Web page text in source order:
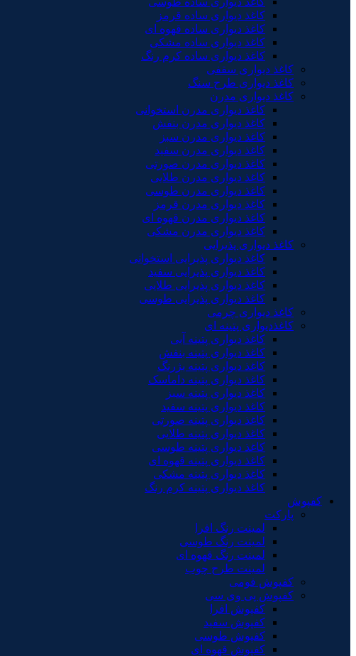
کاغذ دیواری ساده قرمز
کاغذ دیواری ساده قهوه ای
کاغذ دیواری ساده مشکی
کاغذ دیواری ساده کرم رنگ
کاغذ دیواری سقفی
کاغذ دیواری طرح سنگ
کاغذ دیواری مدرن
کاغذ دیواری مدرن استخوانی
کاغذ دیواری مدرن بنفش
کاغذ دیواری مدرن سبز
کاغذ دیواری مدرن سفید
کاغذ دیواری مدرن صورتی
کاغذ دیواری مدرن طلایی
کاغذ دیواری مدرن طوسی
کاغذ دیواری مدرن قرمز
کاغذ دیواری مدرن قهوه ای
کاغذ دیواری مدرن مشکی
کاغذ دیواری پذیرایی
کاغذ دیواری پذیرایی استخوانی
کاغذ دیواری پذیرایی سفید
کاغذ دیواری پذیرایی طلایی
کاغذ دیواری پذیرایی طوسی
کاغذ دیواری چرمی
کاغذدیواری پتینه ای
کاغذ دیواری پتینه آبی
کاغذ دیواری پتینه بنفش
کاغذ دیواری پتینه بژرنگ
کاغذ دیواری پتینه داماسک
کاغذ دیواری پتینه سبز
کاغذ دیواری پتینه سفید
کاغذ دیواری پتینه صورتی
کاغذ دیواری پتینه طلایی
کاغذ دیواری پتینه طوسی
کاغذ دیواری پتینه قهوه ای
کاغذ دیواری پتینه مشکی
کاغذ دیواری پتینه کرم رنگ
کفپوش
پارکت
لمینت رنگ افرا
لمینت رنگ طوسی
لمینت رنگ قهوه ای
لمینت طرح چوب
کفپوش فومی
کفپوش پی وی سی
کفپوش افرا
کفپوش سفید
کفپوش طوسی
کفپوش قهوه ای